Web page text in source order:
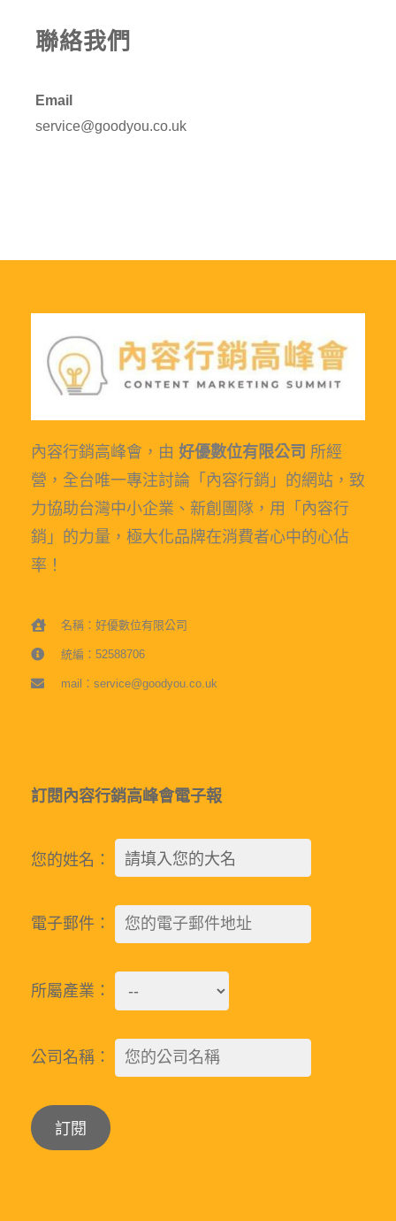
聯絡我們
Email
service@goodyou.co.uk
內容行銷高峰會，由 好優數位有限公司 所經
營，全台唯一專注討論「內容行銷」的網站，致
力協助台灣中小企業、新創團隊，用「內容行
銷」的力量，極大化品牌在消費者心中的心佔
率！
名稱：好優數位有限公司
統編：52588706
mail：service@goodyou.co.uk
訂閱內容行銷高峰會電子報
您的姓名：
電子郵件：
所屬產業：
公司名稱：